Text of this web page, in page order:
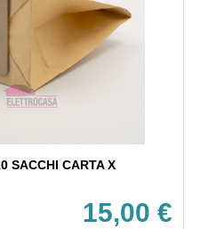
SACCHI CARTA X
15,00 €